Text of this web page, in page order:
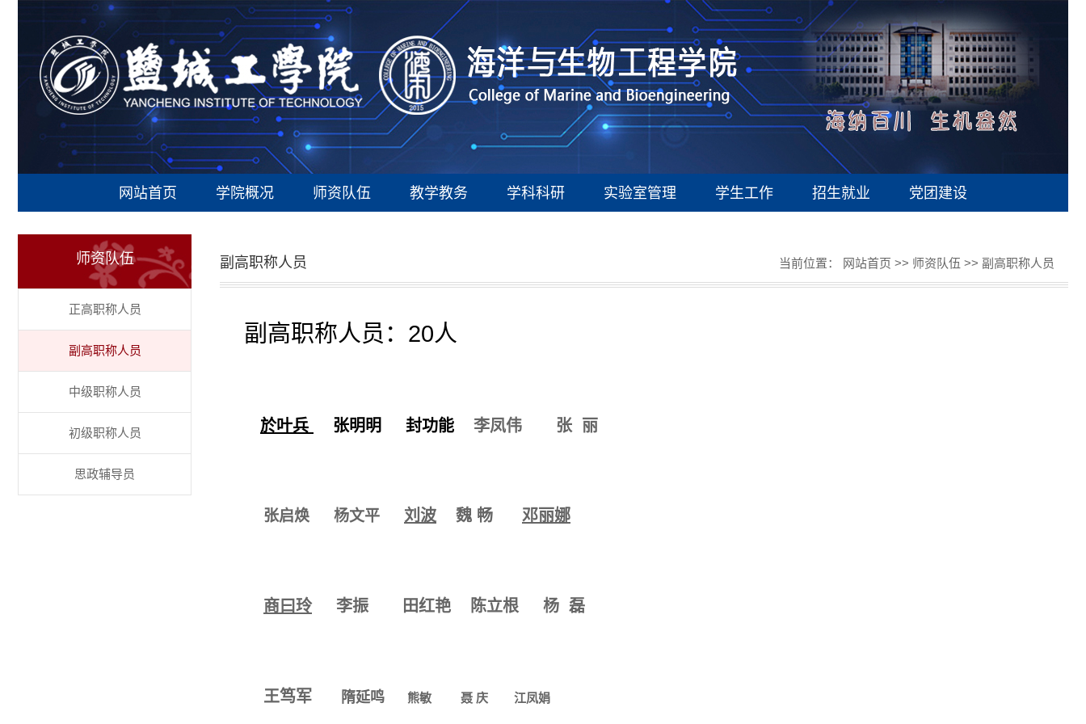
网站首页 学院概况 师资队伍 教学教务 学科科研 实验室管理 学生工作 招生就业 党团建设
师资队伍
正高职称人员
副高职称人员
中级职称人员
初级职称人员
思政辅导员
副高职称人员 当前位置： 网站首页 >> 师资队伍 >> 副高职称人员
副高职称人员：20人
於叶兵 张明明 封功能 李凤伟 张 丽
张启焕 杨文平 刘波 魏 畅 邓丽娜
商曰玲 李振 田红艳 陈立根 杨 磊
王笃军 隋延鸣 熊敏 聂 庆 江凤娟